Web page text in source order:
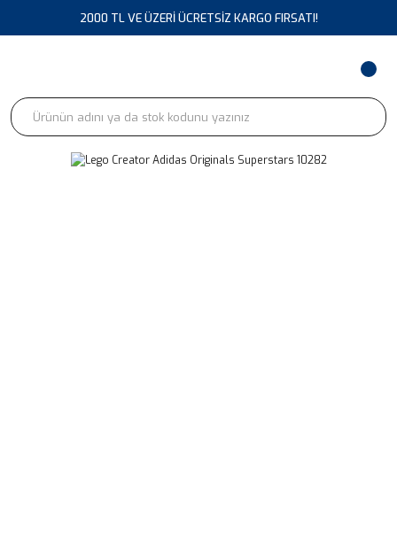
2000 TL VE ÜZERİ ÜCRETSİZ KARGO FIRSATI!